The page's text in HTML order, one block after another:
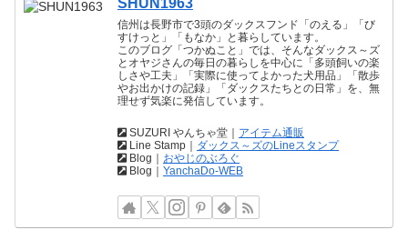
信州は長野市で3頭のダックスフンド「のえる」「び
すけっと」「もなか」と暮らしています。
このブログ「つかぬこと」では、そんなダックス～ズ
とオヤジさんの毎日の暮らしを中心に「多頭飼いの楽
しさや工夫」「実際に使ってよかった犬用品」「散歩
やお出かけの記録」「ダックスたちとの日常」を、無
理せず気楽に発信しています。
SUZURI やんちゃ堂｜ アイテム通販
Line Stamp｜ ダックス～ズのLineスタンプ
Blog｜ おやじのぶろぐ
Blog｜YanchaDo-WEB